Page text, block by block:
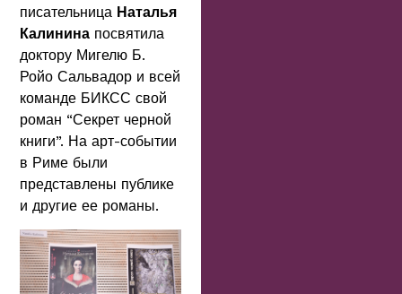
писательница Наталья
Калинина посвятила
доктору Мигелю Б.
Ройо Сальвадор и всей
команде БИКСС свой
роман “Секрет черной
книги”. На арт-событии
в Риме были
представлены публике
и другие ее романы.